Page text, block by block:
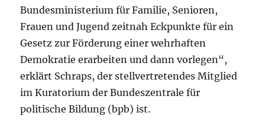
Bundesministerium für Familie, Senioren,
Frauen und Jugend zeitnah Eckpunkte für ein
Gesetz zur Förderung einer wehrhaften
Demokratie erarbeiten und dann vorlegen“,
erklärt Schraps, der stellvertretendes Mitglied
im Kuratorium der Bundeszentrale für
politische Bildung (bpb) ist.